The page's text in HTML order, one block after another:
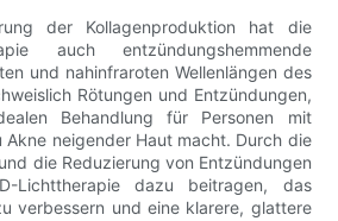
der Kollagenproduktion hat die
auch entzündungshemmende
und nahinfraroten Wellenlängen des
Rötungen und Entzündungen,
Behandlung für Personen mit
neigender Haut macht. Durch die
die Reduzierung von Entzündungen
Lichttherapie dazu beitragen, das
verbessern und eine klarere, glattere